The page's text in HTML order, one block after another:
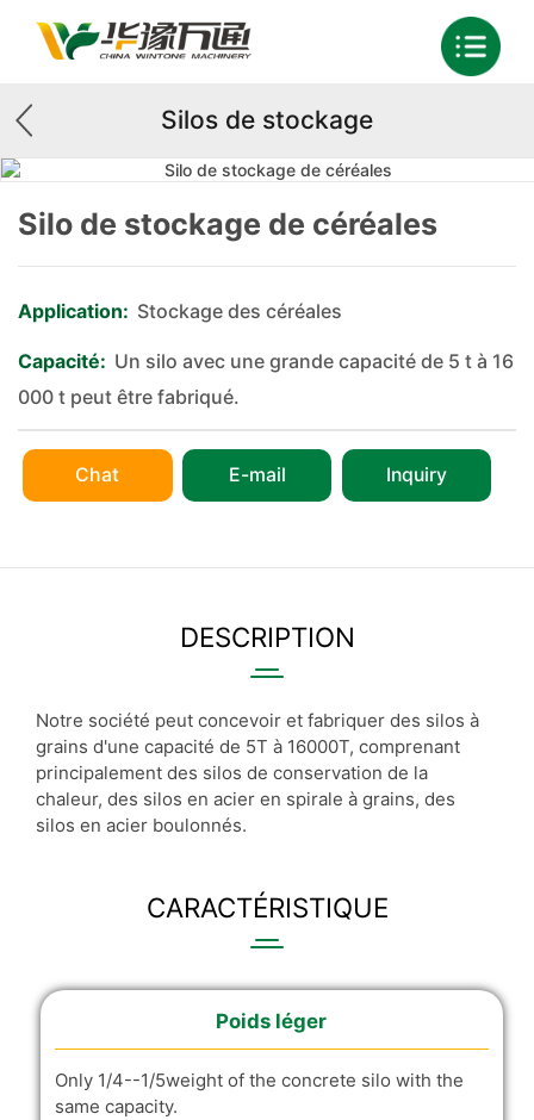
Silos de stockage
Silo de stockage de céréales
Application: Stockage des céréales
Capacité: Un silo avec une grande capacité de 5 t à 16
000 t peut être fabriqué.
Chat E-mail Inquiry
DESCRIPTION
Notre société peut concevoir et fabriquer des silos à
grains d'une capacité de 5T à 16000T, comprenant
principalement des silos de conservation de la
chaleur, des silos en acier en spirale à grains, des
silos en acier boulonnés.
CARACTÉRISTIQUE
Poids léger
Only 1/4--1/5weight of the concrete silo with the
same capacity.